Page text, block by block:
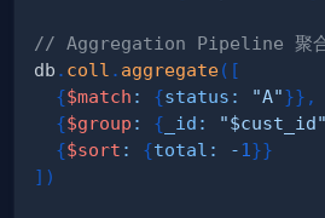
// Aggregation Pipeline 聚合
db . coll . aggregate( [
{$match : {status : "A"}} ,
{$group : { _id : "$cust_id"
{$sort : {total : -1 }}
] )